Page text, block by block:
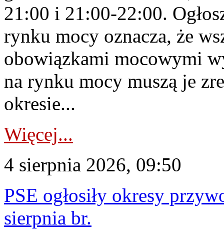
21:00 i 21:00-22:00.
rynku mocy oznacza, że
obowiązkami mocowymi
na rynku mocy muszą je
okresie...
Więcej...
4 sierpnia 2026, 09:50
PSE ogłosiły okresy
sierpnia br.